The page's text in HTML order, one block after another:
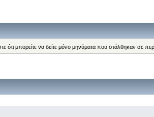
μπορείτε να δείτε μόνο μηνύματα που στάλθηκαν σε